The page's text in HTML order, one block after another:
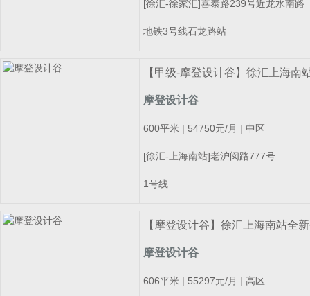
[徐汇-徐家汇]喜泰路239号近龙水南路
地铁3号线石龙路站
【甲级-摩登设计谷】徐汇上海南
摩登设计谷
600平米 | 54750元/月 | 中区
[徐汇-上海南站]老沪闵路777号
1号线
【摩登设计谷】徐汇上海南站全
摩登设计谷
606平米 | 55297元/月 | 高区